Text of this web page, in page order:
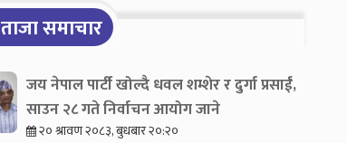
ताजा समाचार
जय नेपाल पार्टी खोल्दै धवल शम्शेर र दुर्गा प्रसाईं,
साउन २८ गते निर्वाचन आयोग जाने
२० श्रावण २०८३, बुधबार २०:२०